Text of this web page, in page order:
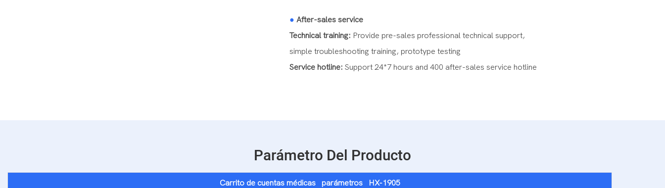
● After-sales service
Technical training: Provide pre-sales professional technical support,
simple troubleshooting training, prototype testing
Service hotline: Support 24*7 hours and 400 after-sales service hotline
Parámetro Del Producto
Carrito de cuentas médicas parámetros HX-1905